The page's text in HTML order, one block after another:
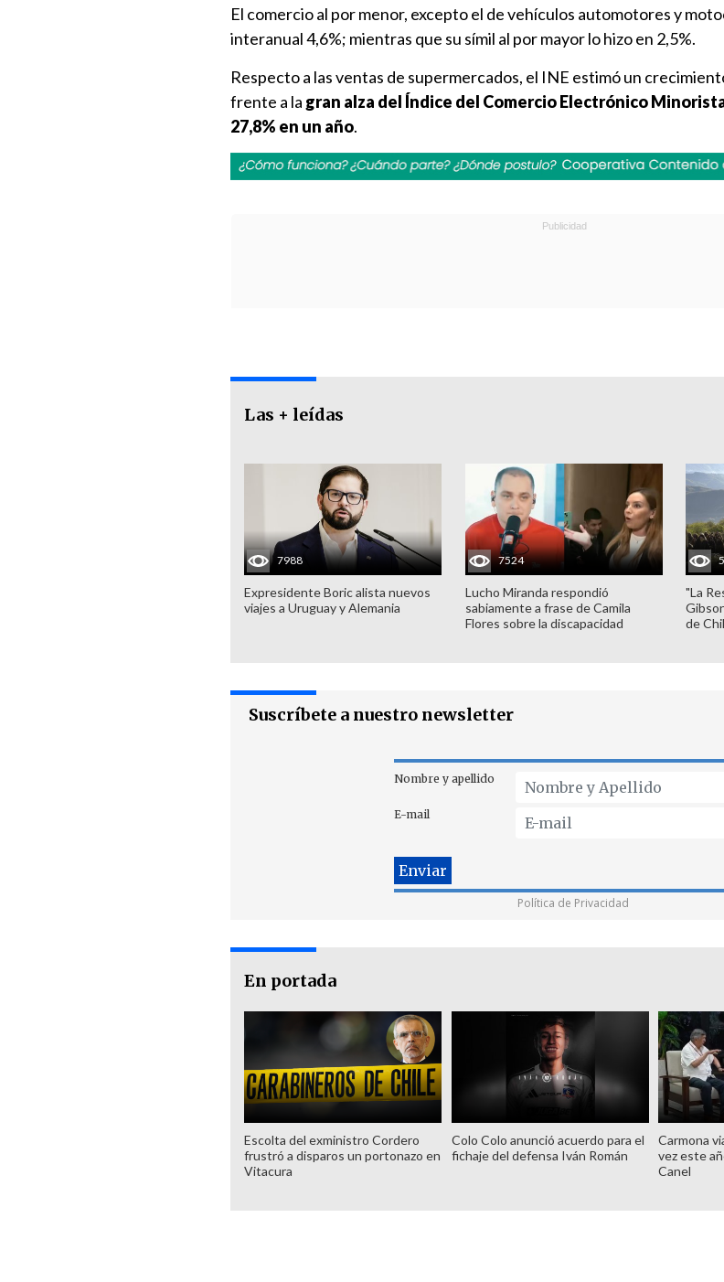
El comercio al por menor, excepto el de vehículos automotores y
interanual 4,6%; mientras que su símil al por mayor lo hizo en 2,5%.
Respecto a las ventas de supermercados, el INE estimó un
frente a la gran alza del Índice del Comercio Electrónico
27,8% en un año.
Las + leídas
7988
Expresidente Boric alista nuevos
viajes a Uruguay y Alemania
7524
Lucho Miranda respondió
sabiamente a frase de Camila
Flores sobre la discapacidad
"La
de
Suscríbete a nuestro newsletter
Nombre y apellido
E-mail
Política de Privacidad
En portada
Escolta del exministro Cordero
frustró a disparos un portonazo en
Vitacura
Colo Colo anunció acuerdo para el
fichaje del defensa Iván Román
Carmona
vez este
Canel